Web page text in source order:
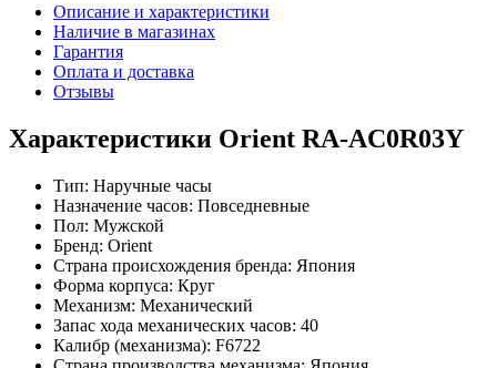
Описание и характеристики
Наличие в магазинах
Гарантия
Оплата и доставка
Отзывы
Характеристики Orient RA-AC0R03Y
Тип: Наручные часы
Назначение часов: Повседневные
Пол: Мужской
Бренд: Orient
Страна происхождения бренда: Япония
Форма корпуса: Круг
Механизм: Механический
Запас хода механических часов: 40
Калибр (механизма): F6722